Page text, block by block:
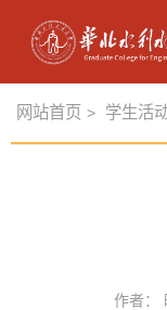
网站首页 > 学生活
作者：